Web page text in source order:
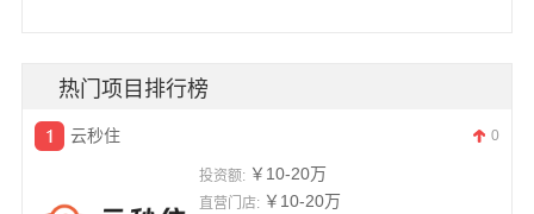
热门项目排行榜
云秒住 0
投资额: ￥10-20万
直营门店: ￥10-20万